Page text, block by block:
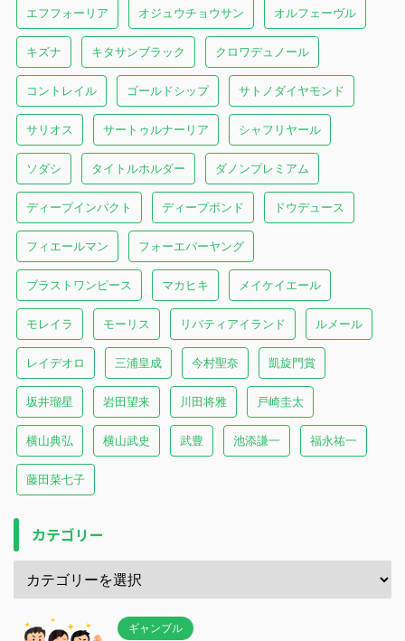
エフフォーリア オジュウチョウサン オルフェーヴル
キズナ キタサンブラック クロワデュノール
コントレイル ゴールドシップ サトノダイヤモンド
サリオス サートゥルナーリア シャフリヤール
ソダシ タイトルホルダー ダノンプレミアム
ディープインパクト ディープボンド ドウデュース
フィエールマン フォーエバーヤング
ブラストワンピース マカヒキ メイケイエール
モレイラ モーリス リバティアイランド ルメール
レイデオロ 三浦皇成 今村聖奈 凱旋門賞
坂井瑠星 岩田望来 川田将雅 戸崎圭太
横山典弘 横山武史 武豊 池添謙一 福永祐一
藤田菜七子
カテゴリー
ギャンブル